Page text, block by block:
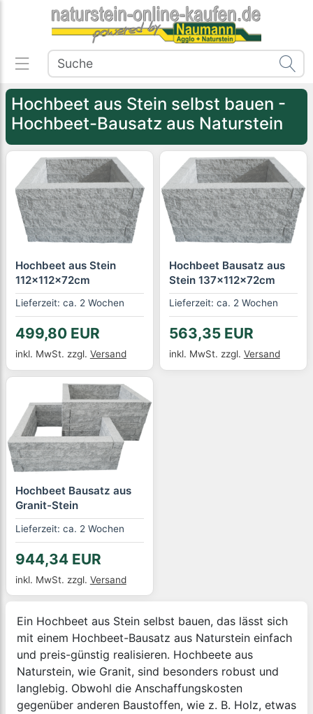
Hochbeet aus Stein selbst bauen -
Hochbeet-Bausatz aus Naturstein
Hochbeet aus Stein
112x112x72cm
Lieferzeit: ca. 2 Wochen
499,80 EUR
inkl. MwSt. zzgl. Versand
Hochbeet Bausatz aus
Stein 137x112x72cm
Lieferzeit: ca. 2 Wochen
563,35 EUR
inkl. MwSt. zzgl. Versand
Hochbeet Bausatz aus
Granit-Stein
Lieferzeit: ca. 2 Wochen
944,34 EUR
inkl. MwSt. zzgl. Versand
Ein Hochbeet aus Stein selbst bauen, das lässt sich
mit einem Hochbeet-Bausatz aus Naturstein einfach
und preis-günstig realisieren. Hochbeete aus
Naturstein, wie Granit, sind besonders robust und
langlebig. Obwohl die Anschaffungskosten
gegenüber anderen Baustoffen, wie z. B. Holz, etwas